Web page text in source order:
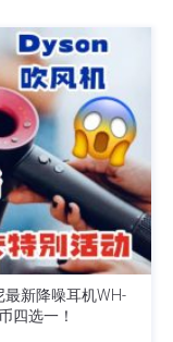
新降噪耳机WH-
四选一！